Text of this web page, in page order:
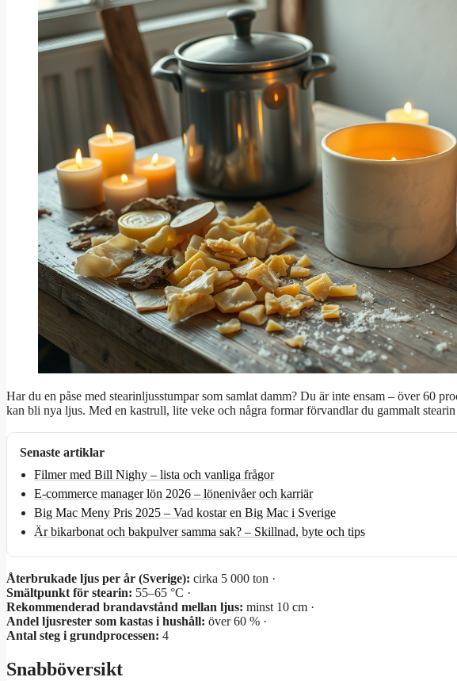
Har du en påse med stearinljusstumpar som samlat damm? Du är inte ensam – över 60
kan bli nya ljus. Med en kastrull, lite veke och några formar förvandlar du gammalt
Senaste artiklar
Filmer med Bill Nighy – lista och vanliga frågor
E-commerce manager lön 2026 – lönenivåer och karriär
Big Mac Meny Pris 2025 – Vad kostar en Big Mac i Sverige
Är bikarbonat och bakpulver samma sak? – Skillnad, byte och tips
Återbrukade ljus per år (Sverige): cirka 5 000 ton ·
Smältpunkt för stearin: 55–65 °C ·
Rekommenderad brandavstånd mellan ljus: minst 10 cm ·
Andel ljusrester som kastas i hushåll: över 60 % ·
Antal steg i grundprocessen: 4
Snabböversikt